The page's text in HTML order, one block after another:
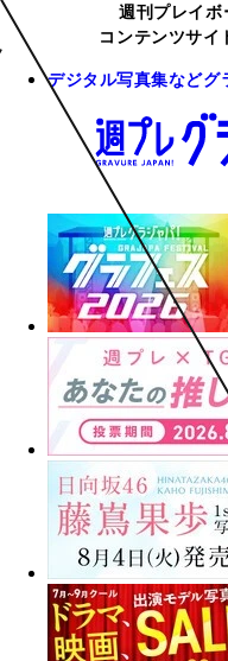
週刊プレイボ
コンテンツサイ
デジタル写真集などグ